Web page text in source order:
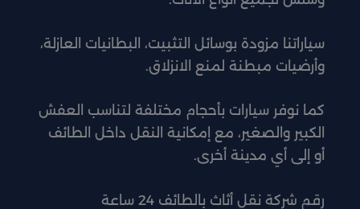
سياراتنا مزودة بوسائل التثبيت، البطانيات العازلة،
وأرضيات مبطنة لمنع الانزلاق.
كما نوفر سيارات بأحجام مختلفة لتناسب العفش
الكبير والصغير، مع إمكانية النقل داخل الطائف
أو إلى أي مدينة أخرى.
رقم شركة نقل أثاث بالطائف 24 ساعة